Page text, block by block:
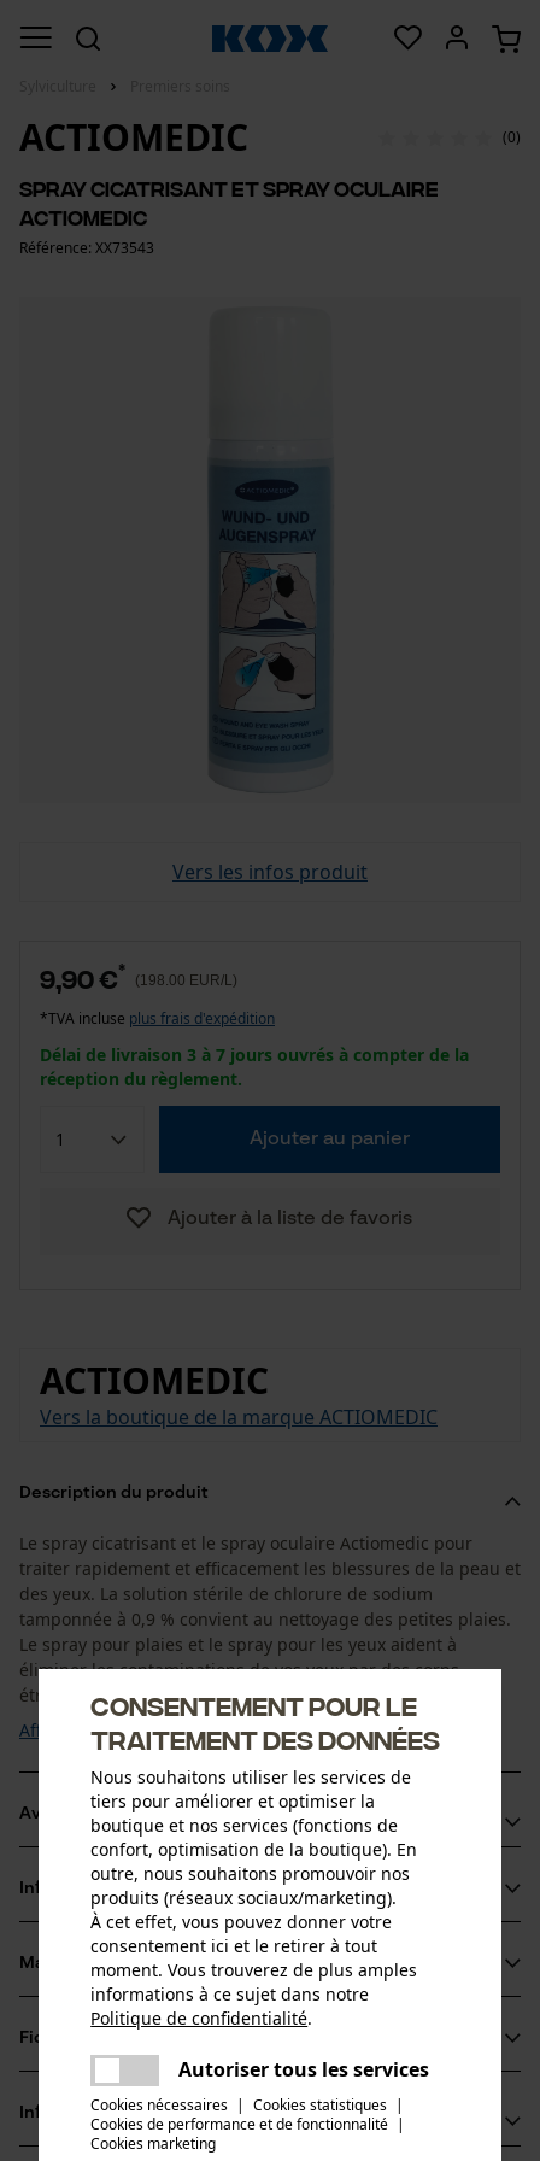
ACTIOMEDIC (0)
Spray cicatrisant et spray oculaire
ACTIOMEDIC
Référence: XX73543
Vers les infos produit
9,90 €*
(198.00 EUR/L)
*TVA incluse plus frais d'expédition
Délai de livraison 3 à 7 jours ouvrés à compter de la
réception du règlement.
Ajouter au panier
Ajouter à la liste de favoris
ACTIOMEDIC
Vers la boutique de la marque ACTIOMEDIC
Description du produit
Le spray cicatrisant et le spray oculaire Actiomedic pour
traiter rapidement et efficacement les blessures de la peau et
des yeux. La solution stérile de chlorure de sodium
tamponnée à 0,9 % convient au nettoyage des petites plaies.
Le spray pour plaies et le spray pour les yeux aident à
éliminer les contaminations de vos yeux par des corps
étrangers tels que la poussière et la ...
Afficher plus
Avantages du produit
Utilisation simple et facile
Format compact, ce qui permet de transporter facilement
le spray oculaire et le spray cicatrisant avec votre
équipement
Traitement efficace et rapide des lésions cutanées et
oculaires
Informations sur le produit
Détails du produit
Type dactivité
Premiers secours
Groupe dâge
Matériau & entretien
Matériau
Matériau principal
Plastique
Fiches techniques
Fiche technique du fabricant (PDF)
Informations fabricant
Consentement pour le
traitement des données
Nous souhaitons utiliser les services de
tiers pour améliorer et optimiser la
boutique et nos services (fonctions de
confort, optimisation de la boutique). En
outre, nous souhaitons promouvoir nos
produits (réseaux sociaux/marketing).
À cet effet, vous pouvez donner votre
consentement ici et le retirer à tout
moment. Vous trouverez de plus amples
informations à ce sujet dans notre
Politique de confidentialité.
Autoriser tous les services
Cookies nécessaires | Cookies statistiques |
Cookies de performance et de fonctionnalité |
Cookies marketing
Une erreur s'est produite. Veuillez
essayer encore.
partager
partager
mail